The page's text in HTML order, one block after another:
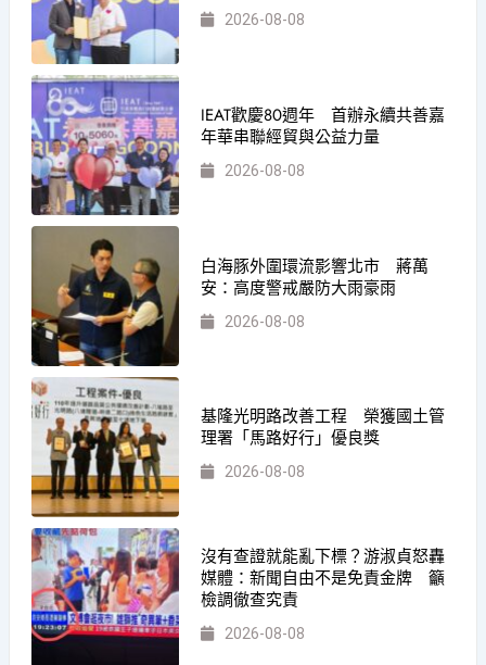
2026-08-08
IEAT歡慶80週年 首辦永續共善嘉
年華串聯經貿與公益力量
2026-08-08
白海豚外圍環流影響北市 蔣萬
安：高度警戒嚴防大雨豪雨
2026-08-08
基隆光明路改善工程 榮獲國土管
理署「馬路好行」優良獎
2026-08-08
沒有查證就能亂下標？游淑貞怒轟
媒體：新聞自由不是免責金牌 籲
檢調徹查究責
2026-08-08